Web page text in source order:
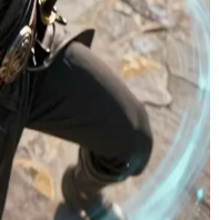
клинка ветра 4-го ранга
ранга, скрывающая свою
Ривен Эшфолл,
ваш подавленный
после занятий, желая
заставляя показать
маячит перед
вы сдерживаться или
её?